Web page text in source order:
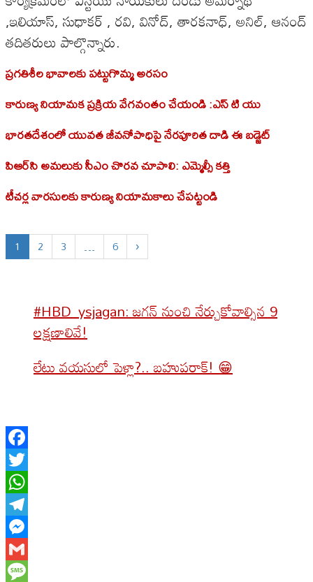
,ఇలియాస్, సుధాకర్ , రవి, వినోద్, తారకనాధ్, అనిల్, ఆనంద్
తదితరులు పాల్గొన్నారు.
ప్రగతిశీల భావాలకు పట్టుగొమ్మ అరసం
కారుణ్య నియామక ప్రక్రియ వేగవంతం చేయండి :ఎస్ టి యు
భారతదేశంలో యువత జీవనోపాధిపై నేరపూరిత దాడి ఈ బడ్జెట్
పిఆర్‌సి అమలుకు సీఎం చొరవ చూపాలి: ఎమ్మెల్సీ కత్తి
టీచర్ల వారసులకు కారుణ్య నియామకాలు చేపట్టండి
1 2 3 … 6 ›
#HBD_ysjagan: జగన్‌ నుంచి నేర్చుకోవాల్సిన 9
లక్షణాలివే!
లేటు వయసులో పెళ్లా?.. బహుపరాక్! 😁
Facebook
Twitter
WhatsApp
Telegram
Messenger
Gmail